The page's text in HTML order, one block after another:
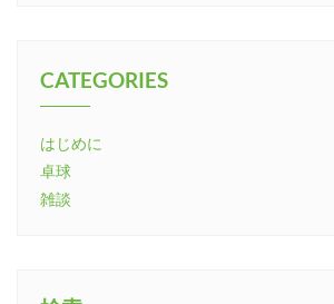
CATEGORIES
はじめに
卓球
雑談